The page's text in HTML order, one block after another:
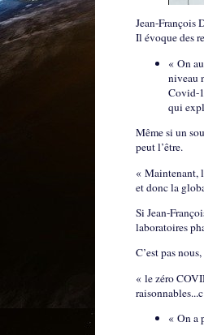
Jean-François
Il évoque des
« On
niveau
Covid-
qui
Même si un
peut l’être.
« Maintenant,
et donc la
Si Jean-
laboratoires
C’est pas
« le zéro
« On a